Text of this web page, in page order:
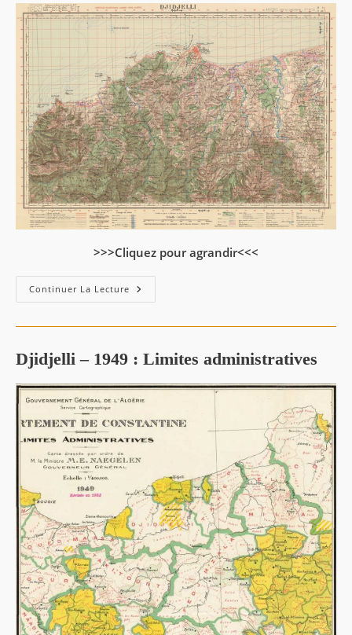
>>>Cliquez pour agrandir<<<
Continuer La Lecture
Carte
Djidjelli – 1949 : Limites administratives